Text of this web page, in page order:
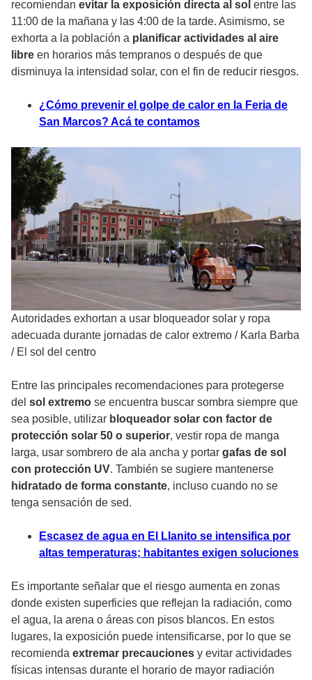
recomiendan evitar la exposición directa al sol entre las
11:00 de la mañana y las 4:00 de la tarde. Asimismo, se
exhorta a la población a planificar actividades al aire
libre en horarios más tempranos o después de que
disminuya la intensidad solar, con el fin de reducir riesgos.
¿Cómo prevenir el golpe de calor en la Feria de
San Marcos? Acá te contamos
Autoridades exhortan a usar bloqueador solar y ropa
adecuada durante jornadas de calor extremo / Karla Barba
/ El sol del centro
Entre las principales recomendaciones para protegerse
del sol extremo se encuentra buscar sombra siempre que
sea posible, utilizar bloqueador solar con factor de
protección solar 50 o superior, vestir ropa de manga
larga, usar sombrero de ala ancha y portar gafas de sol
con protección UV. También se sugiere mantenerse
hidratado de forma constante, incluso cuando no se
tenga sensación de sed.
Escasez de agua en El Llanito se intensifica por
altas temperaturas; habitantes exigen soluciones
Es importante señalar que el riesgo aumenta en zonas
donde existen superficies que reflejan la radiación, como
el agua, la arena o áreas con pisos blancos. En estos
lugares, la exposición puede intensificarse, por lo que se
recomienda extremar precauciones y evitar actividades
físicas intensas durante el horario de mayor radiación